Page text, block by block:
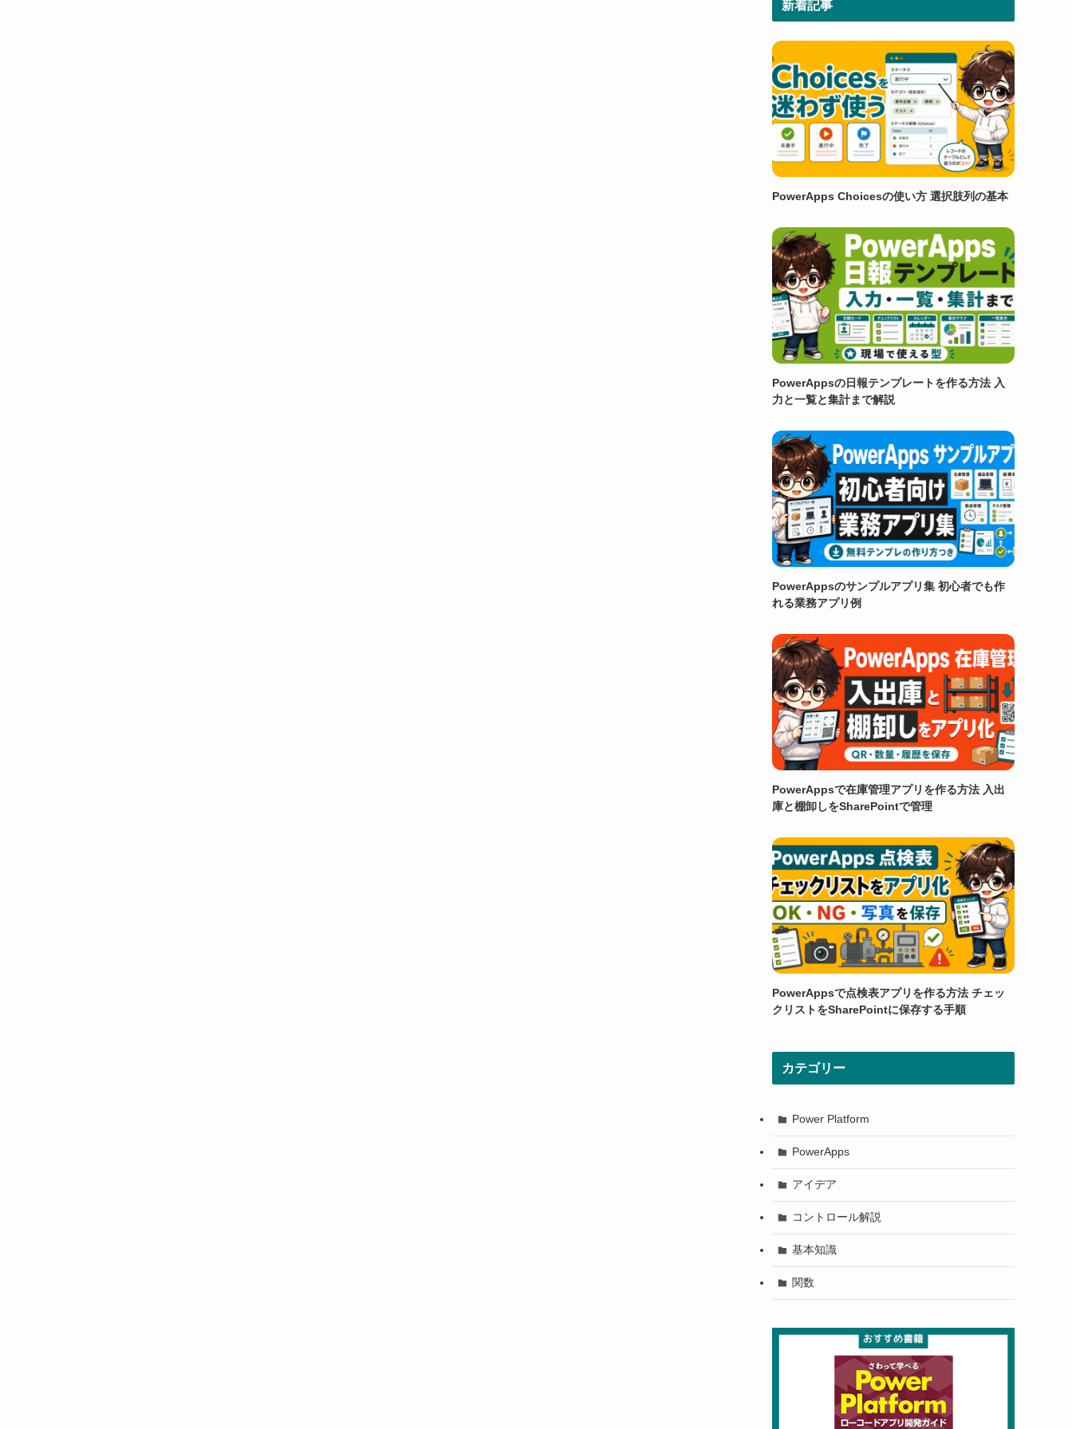
新着記事
PowerApps Choicesの使い方 選択肢列の基本
PowerAppsの日報テンプレートを作る方法 入
力と一覧と集計まで解説
PowerAppsのサンプルアプリ集 初心者でも作
れる業務アプリ例
PowerAppsで在庫管理アプリを作る方法 入出
庫と棚卸しをSharePointで管理
PowerAppsで点検表アプリを作る方法 チェッ
クリストをSharePointに保存する手順
カテゴリー
Power Platform
PowerApps
アイデア
コントロール解説
基本知識
関数